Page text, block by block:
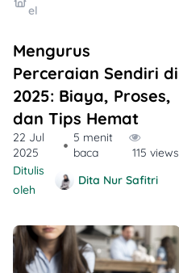
el
Mengurus
Perceraian Sendiri di
2025: Biaya, Proses,
dan Tips Hemat
22 Jul
2025
5 menit
baca
115 views
Ditulis
oleh
Dita Nur Safitri